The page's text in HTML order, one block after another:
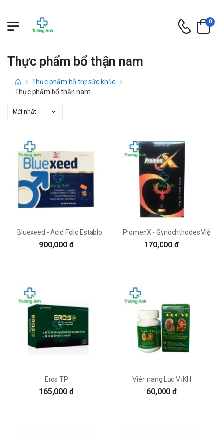
0
Thực phẩm bổ thận nam
Thực phẩm hỗ trợ sức khỏe
Thực phẩm bổ thận nam
Bluexeed - Acid Folic Establo
900,000 đ
PromenX - Gynochthodes Việt Ý
170,000 đ
Eros TP
165,000 đ
Viên nang Lục Vị KH
60,000 đ